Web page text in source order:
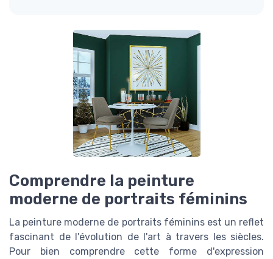
Comprendre la peinture
moderne de portraits féminins
La peinture moderne de portraits féminins est un reflet
fascinant de l'évolution de l'art à travers les siècles.
Pour bien comprendre cette forme d'expression